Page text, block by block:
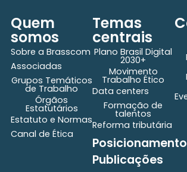
Quem
somos
Sobre a Brasscom
Associadas
Grupos Temáticos
de Trabalho
Órgãos
Estatutários
Estatuto e Normas
Canal de Ética
Temas
centrais
Plano Brasil Digital
2030+
Movimento
Trabalho Ético
Data centers
Formação de
talentos
Reforma tributária
Publicações